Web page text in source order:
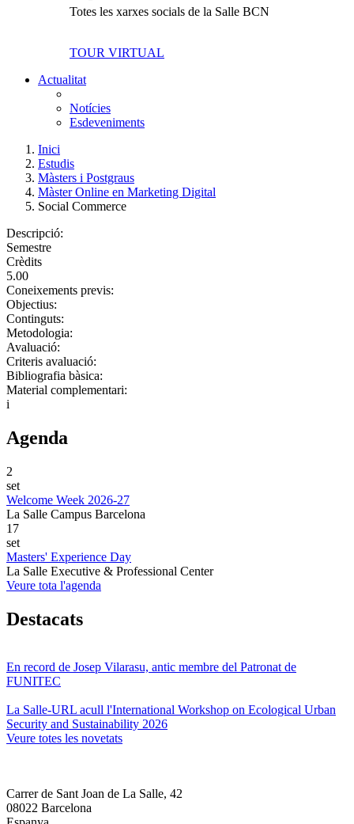
Totes les xarxes socials de la Salle BCN
TOUR VIRTUAL
Actualitat
Notícies
Esdeveniments
Inici
Estudis
Màsters i Postgraus
Màster Online en Marketing Digital
Social Commerce
Descripció:
Semestre
Crèdits
5.00
Coneixements previs:
Objectius:
Continguts:
Metodologia:
Avaluació:
Criteris avaluació:
Bibliografia bàsica:
Material complementari:
i
Agenda
2
set
Welcome Week 2026-27
La Salle Campus Barcelona
17
set
Masters' Experience Day
La Salle Executive & Professional Center
Veure tota l'agenda
Destacats
En record de Josep Vilarasu, antic membre del Patronat de
FUNITEC
La Salle-URL acull l'International Workshop on Ecological Urban
Security and Sustainability 2026
Veure totes les novetats
Carrer de Sant Joan de La Salle, 42
08022 Barcelona